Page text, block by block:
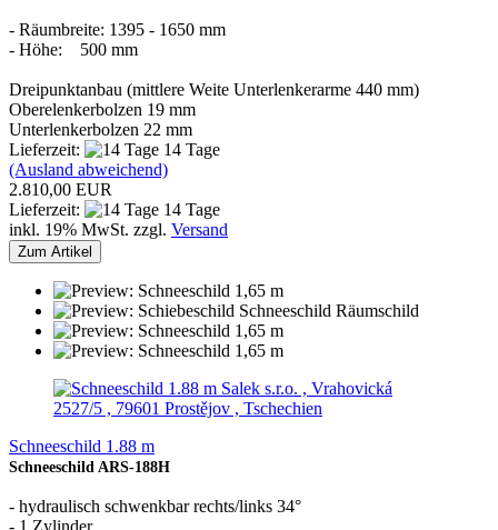
- Räumbreite: 1395 - 1650 mm
- Höhe: 500 mm
Dreipunktanbau (mittlere Weite Unterlenkerarme 440 mm)
Oberelenkerbolzen 19 mm
Unterlenkerbolzen 22 mm
Lieferzeit:
14 Tage
(Ausland abweichend)
2.810,00 EUR
Lieferzeit:
14 Tage
inkl. 19% MwSt. zzgl. Versand
Zum Artikel
Salek s.r.o. , Vrahovická
2527/5 , 79601 Prostějov , Tschechien
Schneeschild 1.88 m
Schneeschild ARS-188H
- hydraulisch schwenkbar rechts/links 34°
- 1 Zylinder